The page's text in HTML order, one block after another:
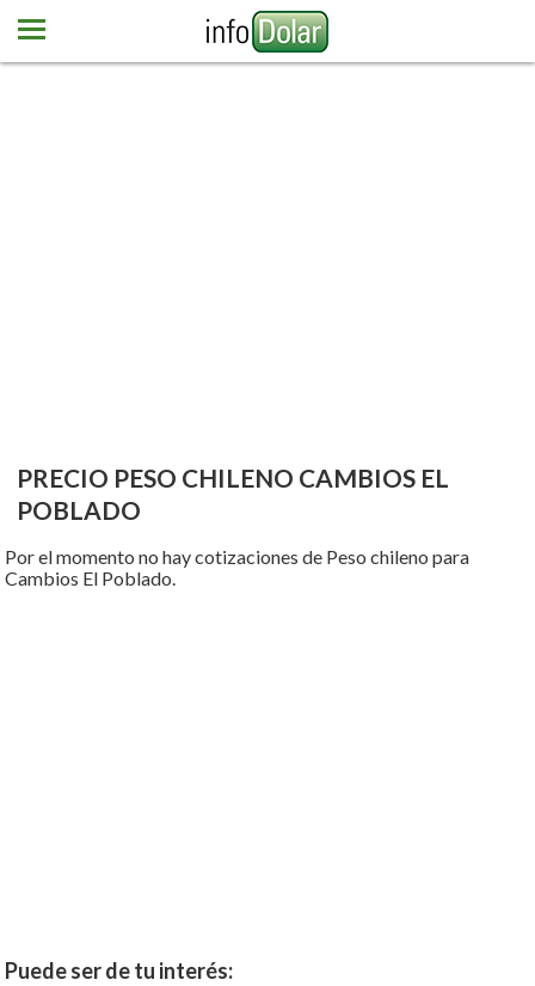
PRECIO PESO CHILENO CAMBIOS EL
POBLADO
Por el momento no hay cotizaciones de Peso chileno para
Cambios El Poblado.
Puede ser de tu interés: